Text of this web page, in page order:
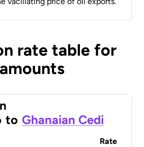
rate table for
to Ghanaian Cedi
Rate